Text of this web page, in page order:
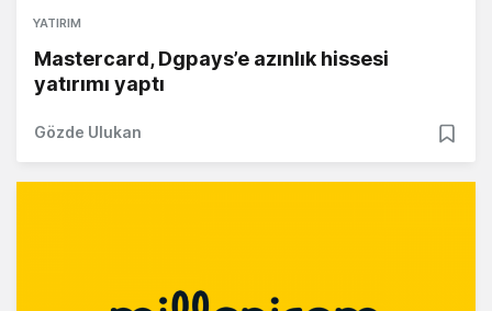
YATIRIM
Mastercard, Dgpays’e azınlık hissesi
yatırımı yaptı
Gözde Ulukan